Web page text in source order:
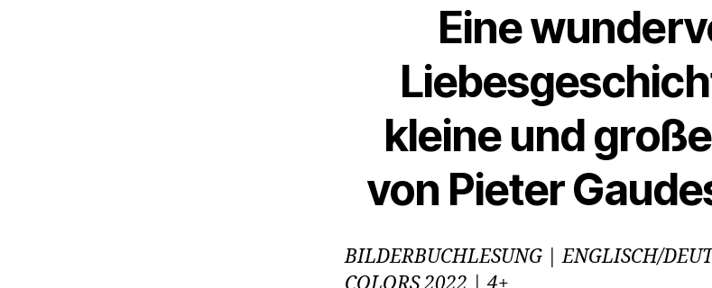
Eine
kleine und
von Pieter
BILDERBUCHLESUNG | ENGLISCH/